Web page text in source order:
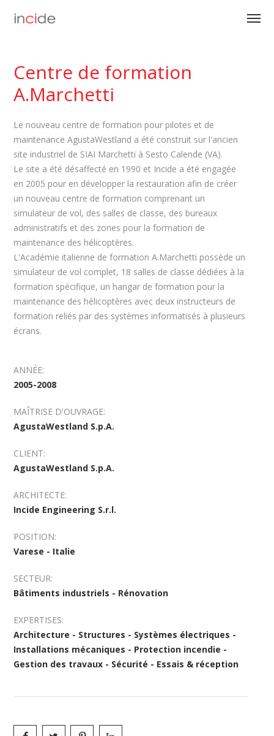
Centre de formation
A.Marchetti
Le nouveau centre de formation pour pilotes et de
maintenance AgustaWestland a été construit sur l'ancien
site industriel de SIAI Marchetti à Sesto Calende (VA).
Le site a été désaffecté en 1990 et Incide a été engagée
en 2005 pour en développer la restauration afin de créer
un nouveau centre de formation comprenant un
simulateur de vol, des salles de classe, des bureaux
administratifs et des zones pour la formation de
maintenance des hélicoptères.
L'Académie italienne de formation A.Marchetti possède un
simulateur de vol complet, 18 salles de classe dédiées à la
formation spécifique, un hangar de formation pour la
maintenance des hélicoptères avec deux instructeurs de
formation reliés par des systèmes informatisés à plusieurs
écrans.
ANNÉE:
2005-2008
MAÎTRISE D'OUVRAGE:
AgustaWestland S.p.A.
CLIENT:
AgustaWestland S.p.A.
ARCHITECTE:
Incide Engineering S.r.l.
POSITION:
Varese - Italie
SECTEUR:
Bâtiments industriels - Rénovation
EXPERTISES:
Architecture - Structures - Systèmes électriques -
Installations mécaniques - Protection incendie -
Gestion des travaux - Sécurité - Essais & réception